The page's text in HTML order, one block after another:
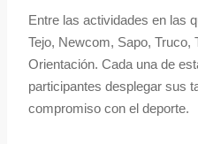
Entre las actividades en las
Tejo, Newcom, Sapo, Truco,
Orientación. Cada una de
participantes desplegar sus
compromiso con el deporte.